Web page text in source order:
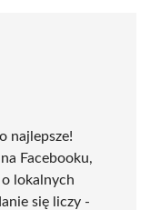
najlepsze!
Facebooku,
lokalnych
się liczy -